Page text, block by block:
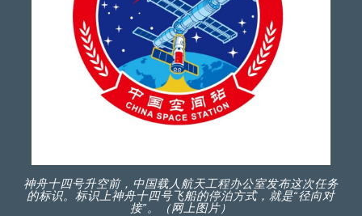
神舟十四号升空前，中国载人航天工程办公室发布这次任务
的标识。标识上神舟十四号飞船的停泊方式，就是“径向对
接”。（网上图片）